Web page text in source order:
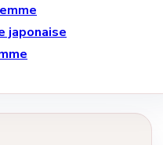
japonaise